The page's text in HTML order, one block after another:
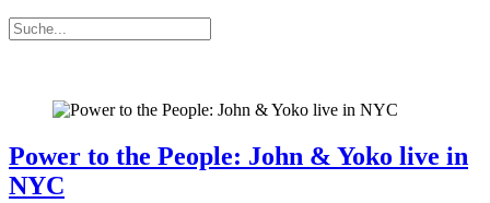
Power to the People: John & Yoko live in
NYC